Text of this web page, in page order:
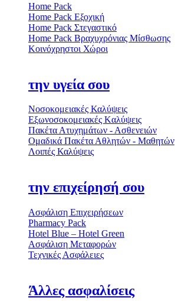
Home Pack
Home Pack Εξοχική
Home Pack Στεγαστικό
Home Pack Βραχυχρόνιας Μίσθωσης
Κοινόχρηστοι Χώροι
την υγεία σου
Νοσοκομειακές Καλύψεις
Εξωνοσοκομειακές Kαλύψεις
Πακέτα Ατυχημάτων - Ασθενειών
Ομαδικά Πακέτα Αθλητών - Μαθητών
Λοιπές Καλύψεις
την επιχείρησή σου
Ασφάλιση Επιχειρήσεων
Pharmacy Pack
Hotel Blue – Hotel Green
Ασφάλιση Μεταφορών
Τεχνικές Ασφάλειες
Άλλες ασφαλίσεις